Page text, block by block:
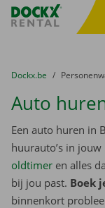
Fratello DEMO
U bevindt zich hier:
van
Dockx.be naar
Auto
Een auto huren in
huurauto’s in jouw
oldtimer en alles
bij jou past. Boek
binnenkort